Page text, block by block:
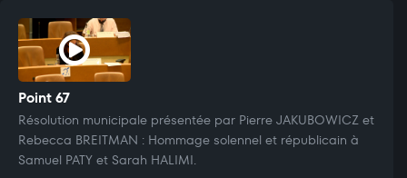
Point 67
Résolution municipale présentée par Pierre JAKUBOWICZ et
Rebecca BREITMAN : Hommage solennel et républicain à
Samuel PATY et Sarah HALIMI.